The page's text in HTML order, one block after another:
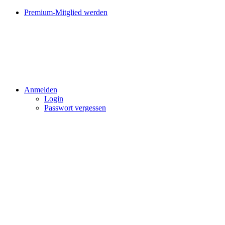
Premium-Mitglied werden
Anmelden
Login
Passwort vergessen